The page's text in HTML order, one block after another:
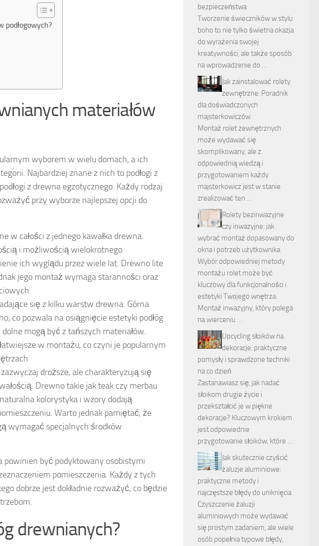
podłogowych?
materiałów
wyborem w wielu domach, a ich
Najbardziej znane z nich to podłogi z
z drewna egzotycznego. Każdy rodzaj
przy wyborze najlepszej opcji do
w całości z jednego kawałka drewna.
i możliwością wielokrotnego
ich wyglądu przez wiele lat. Drewno lite
jego montaż wymaga staranności oraz
się z kilku warstw drewna. Górna
co pozwala na osiągnięcie estetyki podłóg
mogą być z tańszych materiałów.
w montażu, co czyni je popularnym
droższe, ale charakteryzują się
Drewno takie jak teak czy merbau
kolorystyka i wzory dodają
Warto jednak pamiętać, że
wymagać specjalnych środków
być podyktowany osobistymi
pomieszczenia. Każdy z tych
dobrze jest dokładnie rozważyć, co będzie
drewnianych?
bezpieczeństwa
Tworzenie świeczników w stylu
boho to nie tylko świetna okazja
do wyrażenia swojej
kreatywności, ale także sposób
na wprowadzenie do …
Jak zainstalować rolety
zewnętrzne: Poradnik
dla doświadczonych
majsterkowiczów
Montaż rolet zewnętrznych
może wydawać się
skomplikowany, ale z
odpowiednią wiedzą i
przygotowaniem każdy
majsterkowicz jest w stanie
zrealizować ten …
Rolety bezinwazyjne
czy inwazyjne: jak
wybrać montaż dopasowany do
okna i potrzeb użytkownika
Wybór odpowiedniej metody
montażu rolet może być
kluczowy dla funkcjonalności i
estetyki Twojego wnętrza.
Montaż inwazyjny, który polega
na wierceniu …
Upcycling słoików na
dekoracje: praktyczne
pomysły i sprawdzone techniki
na co dzień
Zastanawiasz się, jak nadać
słoikom drugie życie i
przekształcić je w piękne
dekoracje? Kluczowym krokiem
jest odpowiednie
przygotowanie słoików, które …
Jak skutecznie czyścić
żaluzje aluminiowe:
praktyczne metody i
najczęstsze błędy do uniknięcia
Czyszczenie żaluzji
aluminiowych może wydawać
się prostym zadaniem, ale wiele
osób popełnia typowe błędy,